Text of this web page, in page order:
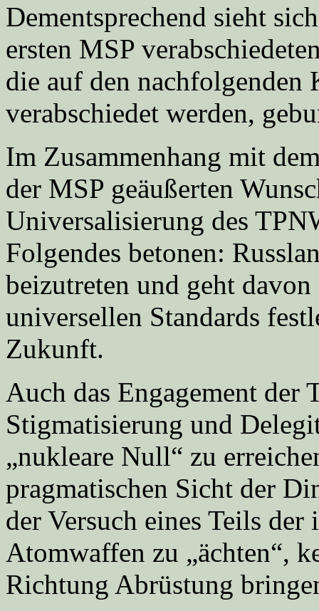
Dementsprechend sieht
ersten MSP
die auf den nachfolgenden
verabschiedet werden,
Im Zusammenhang mit
der MSP geäußerten
Universalisierung des
Folgendes betonen:
beizutreten und geht davon
universellen Standards
Zukunft.
Auch das Engagement der
Stigmatisierung und
„nukleare Null“ zu
pragmatischen Sicht der
der Versuch eines Teils
Atomwaffen zu „ächten“,
Richtung Abrüstung